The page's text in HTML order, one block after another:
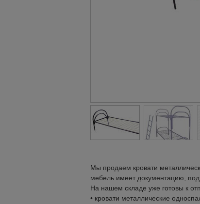
Мы продаем кровати
мебель имеет документацию,
На нашем складе уже готовы к
• кровати металлические